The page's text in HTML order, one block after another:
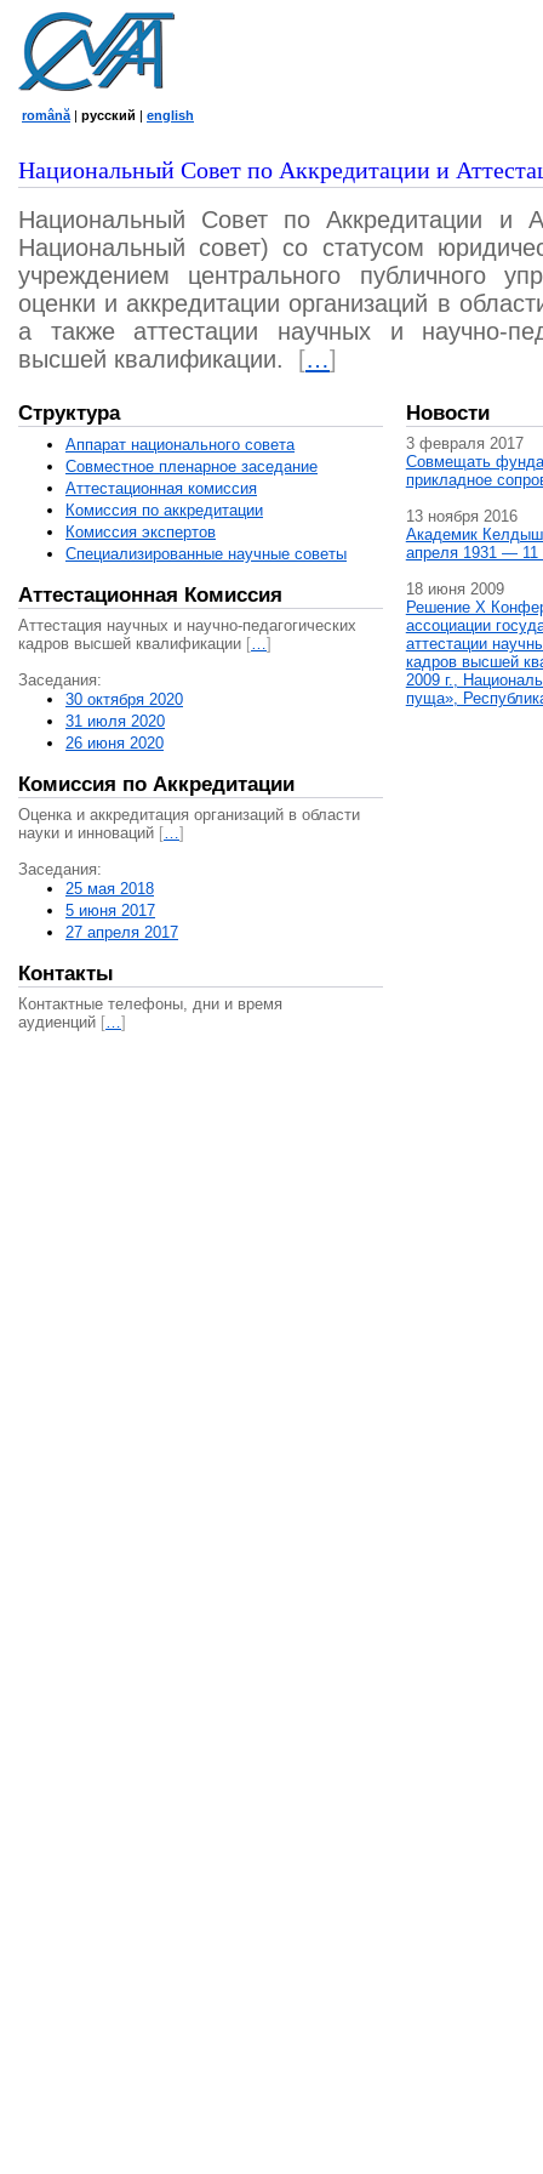
română | русский | english
Национальный Совет по Аккредитации и
Национальный Совет по Аккредитации и
Национальный совет) со статусом
учреждением центрального публичного
оценки и аккредитации организаций в
а также аттестации научных и научно-
высшей квалификации.
[…]
Структура
Аппарат национального совета
Совместное пленарное заседание
Аттестационная комисcия
Комиссия по аккредитации
Комиссия экспертов
Специализированные научные советы
Аттестационная Комиссия
Аттестация научных и научно-педагогических
кадров высшей квалификации […]
Заседания:
30 октября 2020
31 июля 2020
26 июня 2020
Комиссия по Аккредитации
Оценка и аккредитация организаций в области
науки и инноваций […]
Заседания:
25 мая 2018
5 июня 2017
27 апреля 2017
Контакты
Контактные телефоны, дни и время
аудиенций […]
Новости
3 февраля 2017
Совмещать
прикладное
13 ноября 2016
Академик
апреля 1931 — 11
18 июня 2009
Решение X
ассоциации
аттестации
кадров высшей
2009 г.,
пуща»,